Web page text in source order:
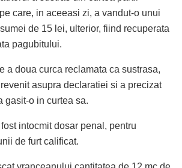
care, in aceeasi zi, a vandut-o unui
de 15 lei, ulterior, fiind recuperata
pagubitului.
a doua curca reclamata ca sustrasa,
asupra declaratiei si a precizat
gasit-o in curtea sa.
intocmit dosar penal, pentru
de furt calificat.